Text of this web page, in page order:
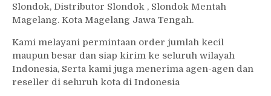
Slondok, Distributor Slondok , Slondok Mentah
Magelang. Kota Magelang Jawa Tengah.
Kami melayani permintaan order jumlah kecil
maupun besar dan siap kirim ke seluruh wilayah
Indonesia, Serta kami juga menerima agen-agen dan
reseller di seluruh kota di Indonesia